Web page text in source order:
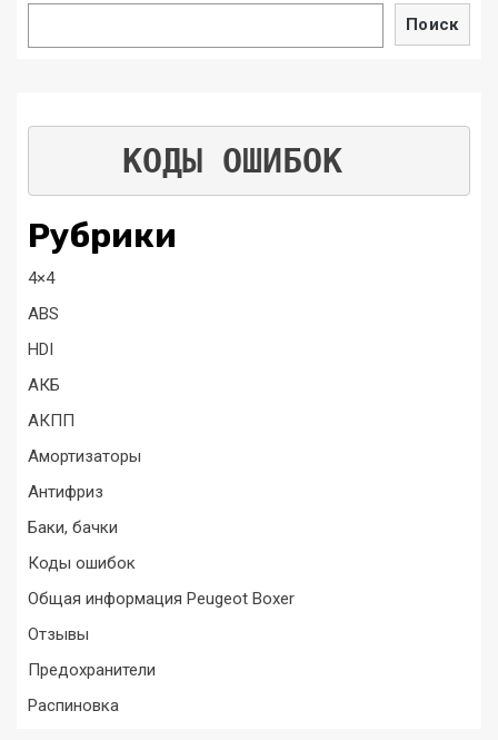
Поиск
КОДЫ ОШИБОК
Рубрики
4×4
ABS
HDI
АКБ
АКПП
Амортизаторы
Антифриз
Баки, бачки
Коды ошибок
Общая информация Peugeot Boxer
Отзывы
Предохранители
Распиновка